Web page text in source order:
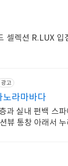
렉션 R.LUX 입
광고
노라마바다
과 실내 편백 스파
뷰 통창 아래서 누